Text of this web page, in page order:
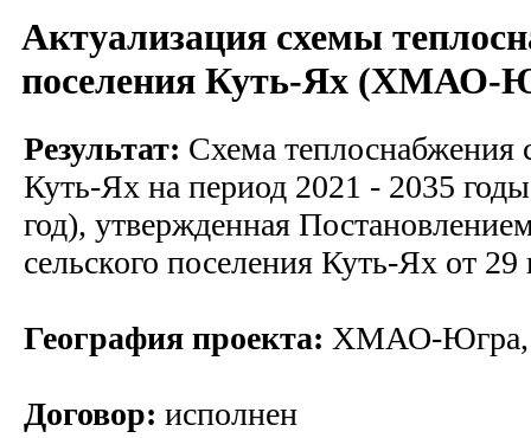
Актуализация схемы
поселения Куть-Ях (ХМАО-
Результат: Схема теплоснабжения
Куть-Ях на период 2021 - 2035
год), утвержденная
сельского поселения Куть-Ях от
География проекта: ХМАО-Югра,
Договор: исполнен